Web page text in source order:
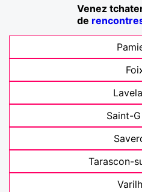
Venez
de
Saint-
Tarascon-